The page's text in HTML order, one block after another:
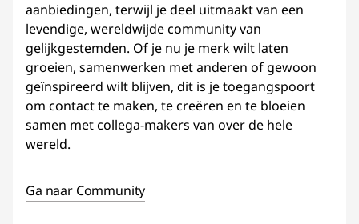
aanbiedingen, terwijl je deel uitmaakt van een
levendige, wereldwijde community van
gelijkgestemden. Of je nu je merk wilt laten
groeien, samenwerken met anderen of gewoon
geïnspireerd wilt blijven, dit is je toegangspoort
om contact te maken, te creëren en te bloeien
samen met collega-makers van over de hele
wereld.
Ga naar Community